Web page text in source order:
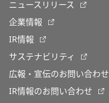
ニュースリリース
企業情報
IR情報
サステナビリティ
広報・宣伝のお問い合わせ
IR情報のお問い合わせ